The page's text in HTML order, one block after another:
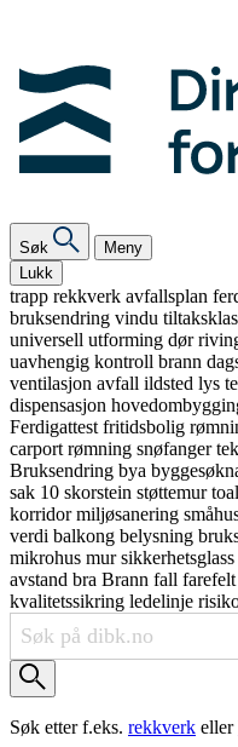
Søk
Meny
Lukk
trapp rekkverk avfallsplan
bruksendring vindu
universell utforming dør
uavhengig kontroll brann
ventilasjon avfall ildsted lys
dispensasjon
Ferdigattest fritidsbolig
carport rømning snøfanger
Bruksendring bya
sak 10 skorstein støttemur
korridormiljøsanering
verdi balkong belysning
mikrohus mursikkerhetsglass
avstand bra Brann fall farefelt
kvalitetssikring ledelinje
Søk etter f.eks. rekkverk eller